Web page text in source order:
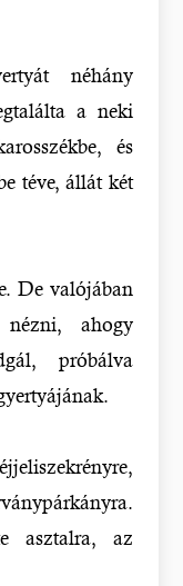
néhány
a neki
és
téve, állát két
De valójában
nézni, ahogy
próbálva
asztalra, az